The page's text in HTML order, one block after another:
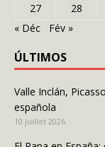
27
28
« Déc
Fév »
ÚLTIMOS
Valle Inclán,
española
10 juillet 2026